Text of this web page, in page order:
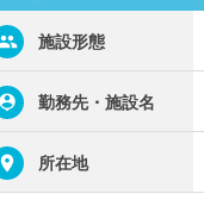
施設形態
勤務先・施設名
所在地